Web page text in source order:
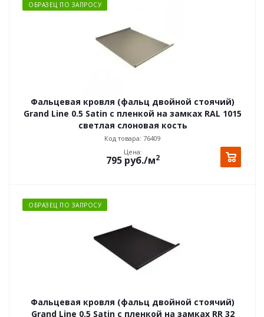
ОБРАЗЕЦ ПО ЗАПРОСУ
Фальцевая кровля (фальц двойной стоячий)
Grand Line 0.5 Satin с пленкой на замках RAL 1015
светлая слоновая кость
Код товара: 76409
Цена:
795руб./м2
ОБРАЗЕЦ ПО ЗАПРОСУ
Фальцевая кровля (фальц двойной стоячий)
Grand Line 0.5 Satin с пленкой на замках RR 32